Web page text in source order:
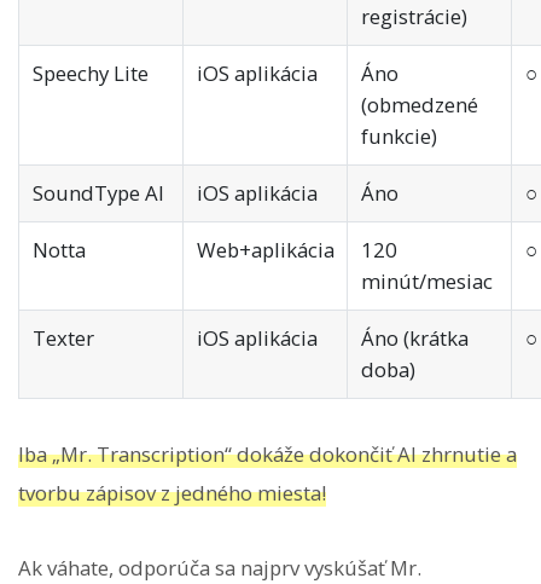
registrácie)
Speechy Lite iOS aplikácia
Áno
(obmedzené
funkcie)
○
SoundType AI iOS aplikácia Áno ○
Notta Web+aplikácia
120
minút/mesiac
○
Texter iOS aplikácia
Áno (krátka
doba)
○
Iba „Mr. Transcription“ dokáže dokončiť AI zhrnutie a
tvorbu zápisov z jedného miesta!
Ak váhate, odporúča sa najprv vyskúšať Mr.